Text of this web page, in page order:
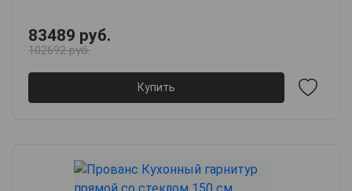
83489 руб.
102692 руб.
Купить